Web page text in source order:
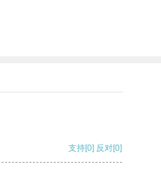
支持[0] 反对[0]